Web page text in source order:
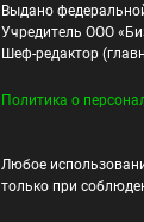
Выдано
Учредитель ООО
Шеф-редактор
Политика о
Любое
только при